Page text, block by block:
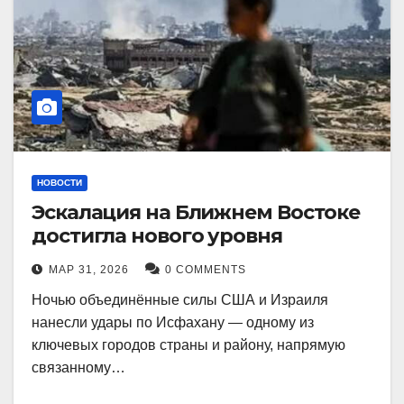
НОВОСТИ
Эскалация на Ближнем Востоке
достигла нового уровня
МАР 31, 2026 0 COMMENTS
Ночью объединённые силы США и Израиля
нанесли удары по Исфахану — одному из
ключевых городов страны и району, напрямую
связанному…